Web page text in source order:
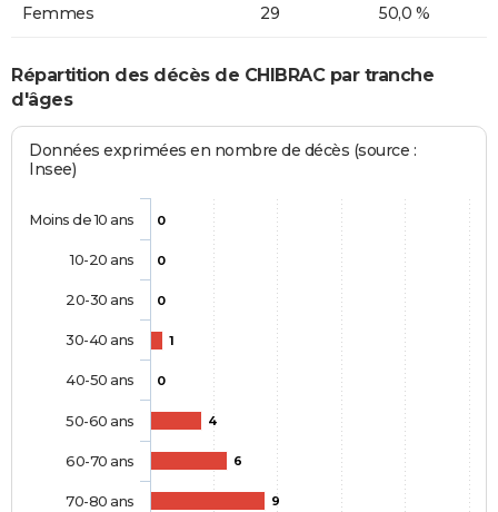
Femmes 29 50,0 %
Répartition des décès de CHIBRAC par tranche
d'âges
Données exprimées en nombre de décès (source :
Insee)
0
0
0
1
0
4
6
9
Moins de 10 ans
10-20 ans
20-30 ans
30-40 ans
40-50 ans
50-60 ans
60-70 ans
70-80 ans